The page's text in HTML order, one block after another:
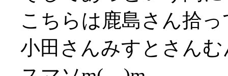
こちらは鹿島さん拾
小田さんみすとさん